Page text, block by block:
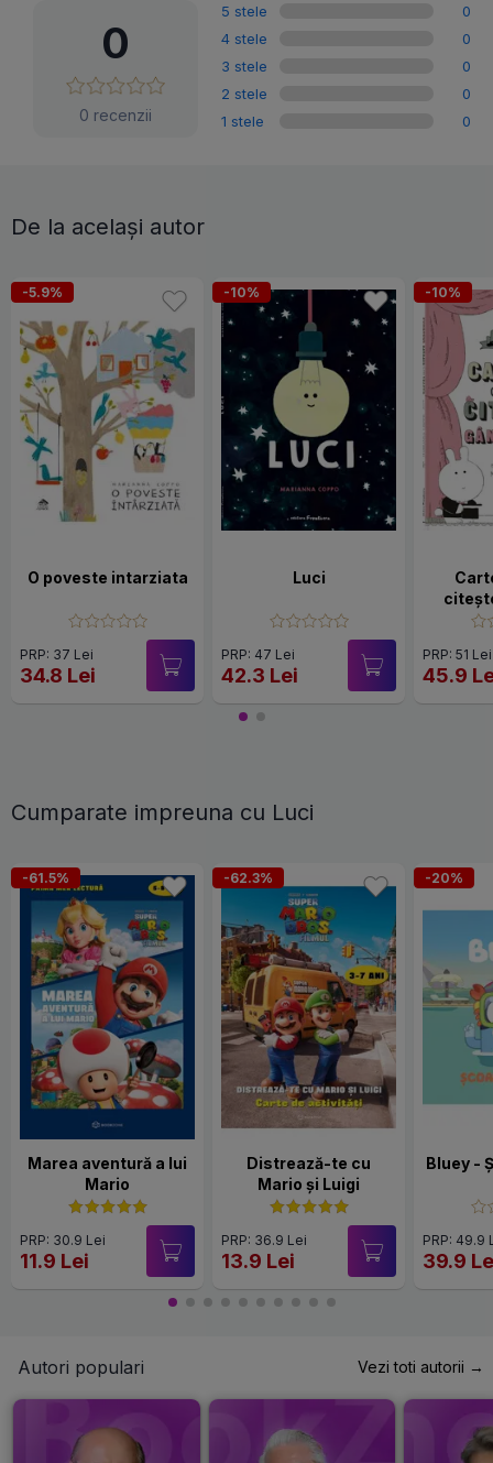
0
0 recenzii
5 stele
0
4 stele
0
3 stele
0
2 stele
0
1 stele
0
De la același autor
-5.9%
O poveste intarziata
PRP: 37 Lei
34.8 Lei
-10%
Luci
PRP: 47 Lei
42.3 Lei
-10%
PRP: 51 Lei
45.9
Cumparate impreuna cu Luci
-61.5%
Marea aventură a lui
Mario
PRP: 30.9 Lei
11.9 Lei
-62.3%
Distrează-te cu
Mario și Luigi
PRP: 36.9 Lei
13.9 Lei
-20%
Bluey -
PRP: 49.9
39.9
Autori populari Vezi toti autorii →